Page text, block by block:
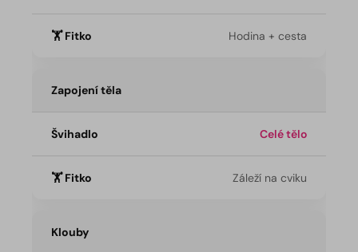
Hodina + cesta
Zapojení těla
Celé tělo
Záleží na cviku
Klouby